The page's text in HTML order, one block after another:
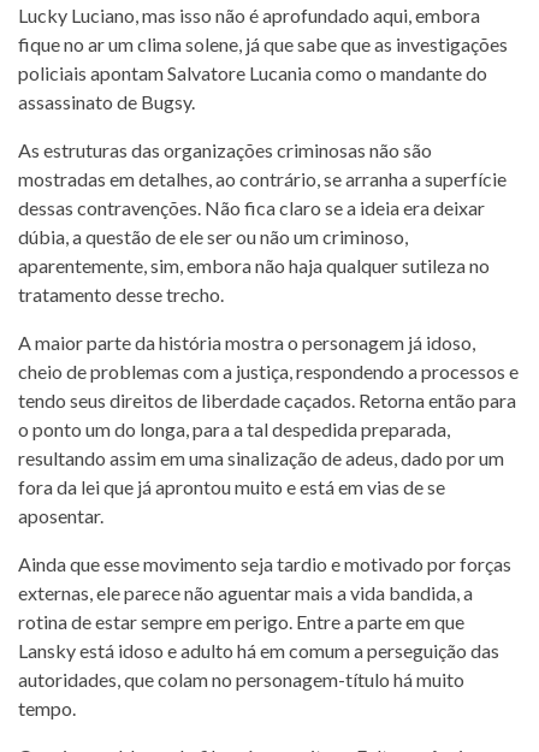
Lucky Luciano, mas isso não é aprofundado aqui, embora
fique no ar um clima solene, já que sabe que as investigações
policiais apontam Salvatore Lucania como o mandante do
assassinato de Bugsy.
As estruturas das organizações criminosas não são
mostradas em detalhes, ao contrário, se arranha a superfície
dessas contravenções. Não fica claro se a ideia era deixar
dúbia, a questão de ele ser ou não um criminoso,
aparentemente, sim, embora não haja qualquer sutileza no
tratamento desse trecho.
A maior parte da história mostra o personagem já idoso,
cheio de problemas com a justiça, respondendo a processos e
tendo seus direitos de liberdade caçados. Retorna então para
o ponto um do longa, para a tal despedida preparada,
resultando assim em uma sinalização de adeus, dado por um
fora da lei que já aprontou muito e está em vias de se
aposentar.
Ainda que esse movimento seja tardio e motivado por forças
externas, ele parece não aguentar mais a vida bandida, a
rotina de estar sempre em perigo. Entre a parte em que
Lansky está idoso e adulto há em comum a perseguição das
autoridades, que colam no personagem-título há muito
tempo.